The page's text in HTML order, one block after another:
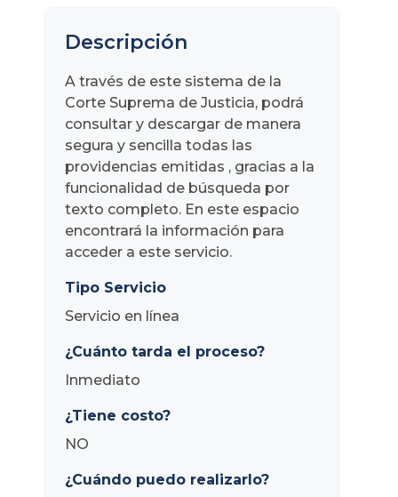
Descripción
A través de este sistema de la
Corte Suprema de Justicia, podrá
consultar y descargar de manera
segura y sencilla todas las
providencias emitidas , gracias a la
funcionalidad de búsqueda por
texto completo. En este espacio
encontrará la información para
acceder a este servicio.
Tipo Servicio
Servicio en línea
¿Cuánto tarda el proceso?
Inmediato
¿Tiene costo?
NO
¿Cuándo puedo realizarlo?